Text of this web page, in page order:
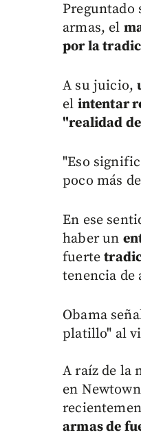
Preguntado
armas, el
por la
A su juicio,
el intentar
"realidad
"Eso
poco más
En ese
haber un
fuerte
tenencia de
Obama
platillo" al
A raíz de la
en
armas de